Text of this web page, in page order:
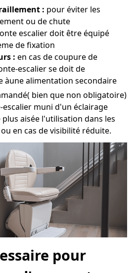
: pour éviter les
ou de chute
escalier doit être équipé
de fixation
: en cas de coupure de
escalier se doit de
àune alimentation secondaire
bien que non obligatoire)
muni d'un éclairage
aisée l'utilisation dans les
en cas de visibilité réduite.
pour